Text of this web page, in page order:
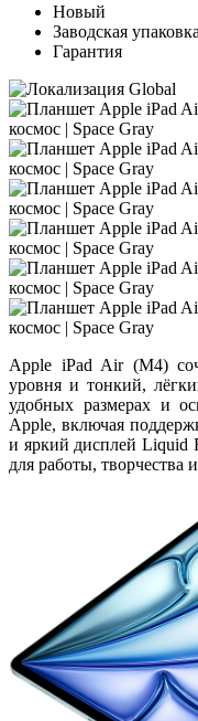
Новый
Заводская упаковка
Гарантия
Apple iPad Air (M4)
уровня и тонкий,
удобных размерах и
Apple, включая
и яркий дисплей Liquid
для работы, творчества